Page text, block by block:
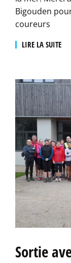
Bigouden
coureurs
LIRE LA SUITE
Sortie